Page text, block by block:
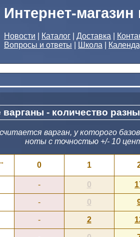
Интернет-магазин
Новости Каталог Доставка
Вопросы и ответы
Школа
- количество
варган, у которого
ноты с точностью +/- 10
0 1
- 0
- 0
- 2